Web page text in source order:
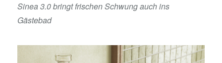
Sinea 3.0 bringt frischen Schwung auch ins
Gästebad